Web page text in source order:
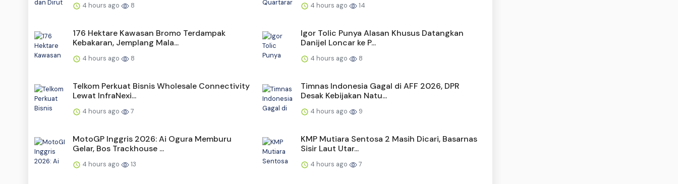
4 hours ago 8 4 hours ago 14
176 Hektare Kawasan Bromo Terdampak
Kebakaran, Jemplang Mala...
4 hours ago 8
Igor Tolic Punya Alasan Khusus Datangkan
Danijel Loncar ke P...
4 hours ago 8
Telkom Perkuat Bisnis Wholesale Connectivity
Lewat InfraNexi...
4 hours ago 7
Timnas Indonesia Gagal di AFF 2026, DPR
Desak Kebijakan Natu...
4 hours ago 9
MotoGP Inggris 2026: Ai Ogura Memburu
Gelar, Bos Trackhouse ...
4 hours ago 13
KMP Mutiara Sentosa 2 Masih Dicari, Basarnas
Sisir Laut Utar...
4 hours ago 7